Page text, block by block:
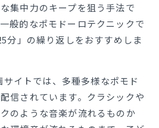
集中力のキープを狙う手法で
般的なポモドーロテクニックで
分」の繰り返しをおすすめしま
イトでは、多種多様なポモド
信されています。クラシックや
のような音楽が流れるものか